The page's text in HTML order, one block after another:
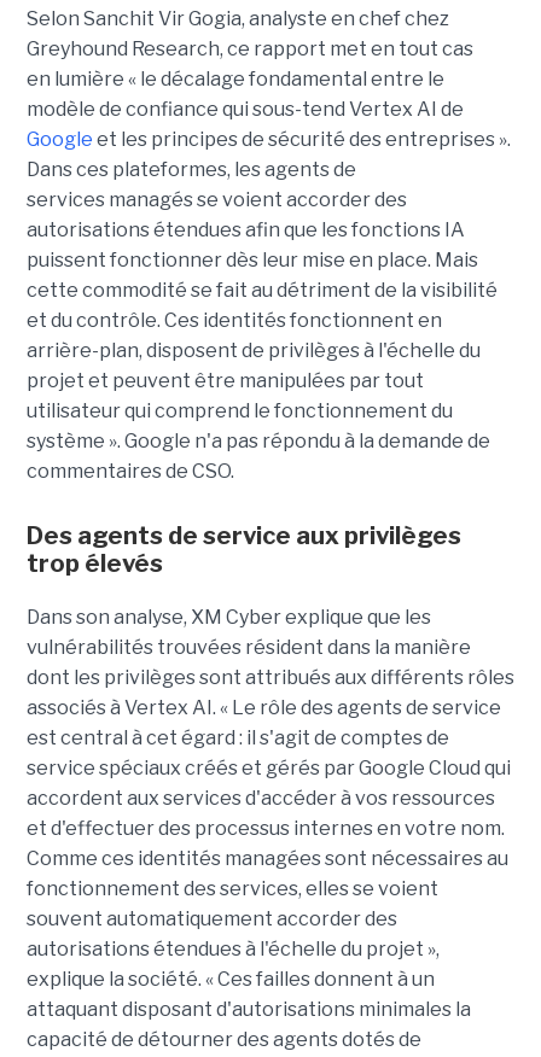
Selon Sanchit Vir Gogia, analyste en chef chez
Greyhound Research, ce rapport met en tout cas
en lumière « le décalage fondamental entre le
modèle de confiance qui sous-tend Vertex AI de
Google et les principes de sécurité des entreprises ».
Dans ces plateformes, les agents de
services managés se voient accorder des
autorisations étendues afin que les fonctions IA
puissent fonctionner dès leur mise en place. Mais
cette commodité se fait au détriment de la visibilité
et du contrôle. Ces identités fonctionnent en
arrière-plan, disposent de privilèges à l'échelle du
projet et peuvent être manipulées par tout
utilisateur qui comprend le fonctionnement du
système ». Google n'a pas répondu à la demande de
commentaires de CSO.
Des agents de service aux privilèges
trop élevés
Dans son analyse, XM Cyber explique que les
vulnérabilités trouvées résident dans la manière
dont les privilèges sont attribués aux différents rôles
associés à Vertex AI. « Le rôle des agents de service
est central à cet égard : il s'agit de comptes de
service spéciaux créés et gérés par Google Cloud qui
accordent aux services d'accéder à vos ressources
et d'effectuer des processus internes en votre nom.
Comme ces identités managées sont nécessaires au
fonctionnement des services, elles se voient
souvent automatiquement accorder des
autorisations étendues à l'échelle du projet »,
explique la société. « Ces failles donnent à un
attaquant disposant d'autorisations minimales la
capacité de détourner des agents dotés de